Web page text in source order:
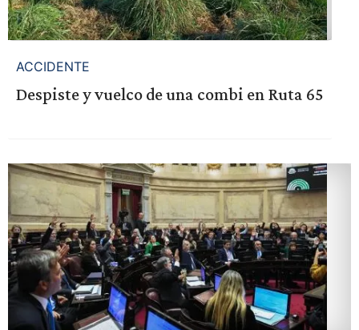
ACCIDENTE
Despiste y vuelco de una combi en Ruta 65